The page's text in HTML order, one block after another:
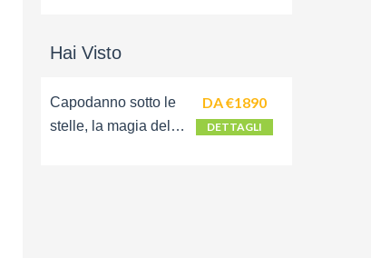
Hai Visto
Capodanno sotto le
stelle, la magia del
DA €1890
DETTAGLI